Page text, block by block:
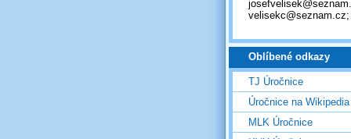
velisekc@seznam.cz;
Oblíbené odkazy
TJ Úročnice
Úročnice na Wikipedia
MLK Úročnice